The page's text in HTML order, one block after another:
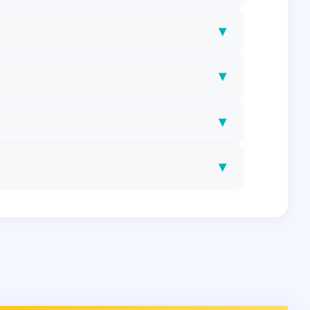
▾
▾
▾
▾